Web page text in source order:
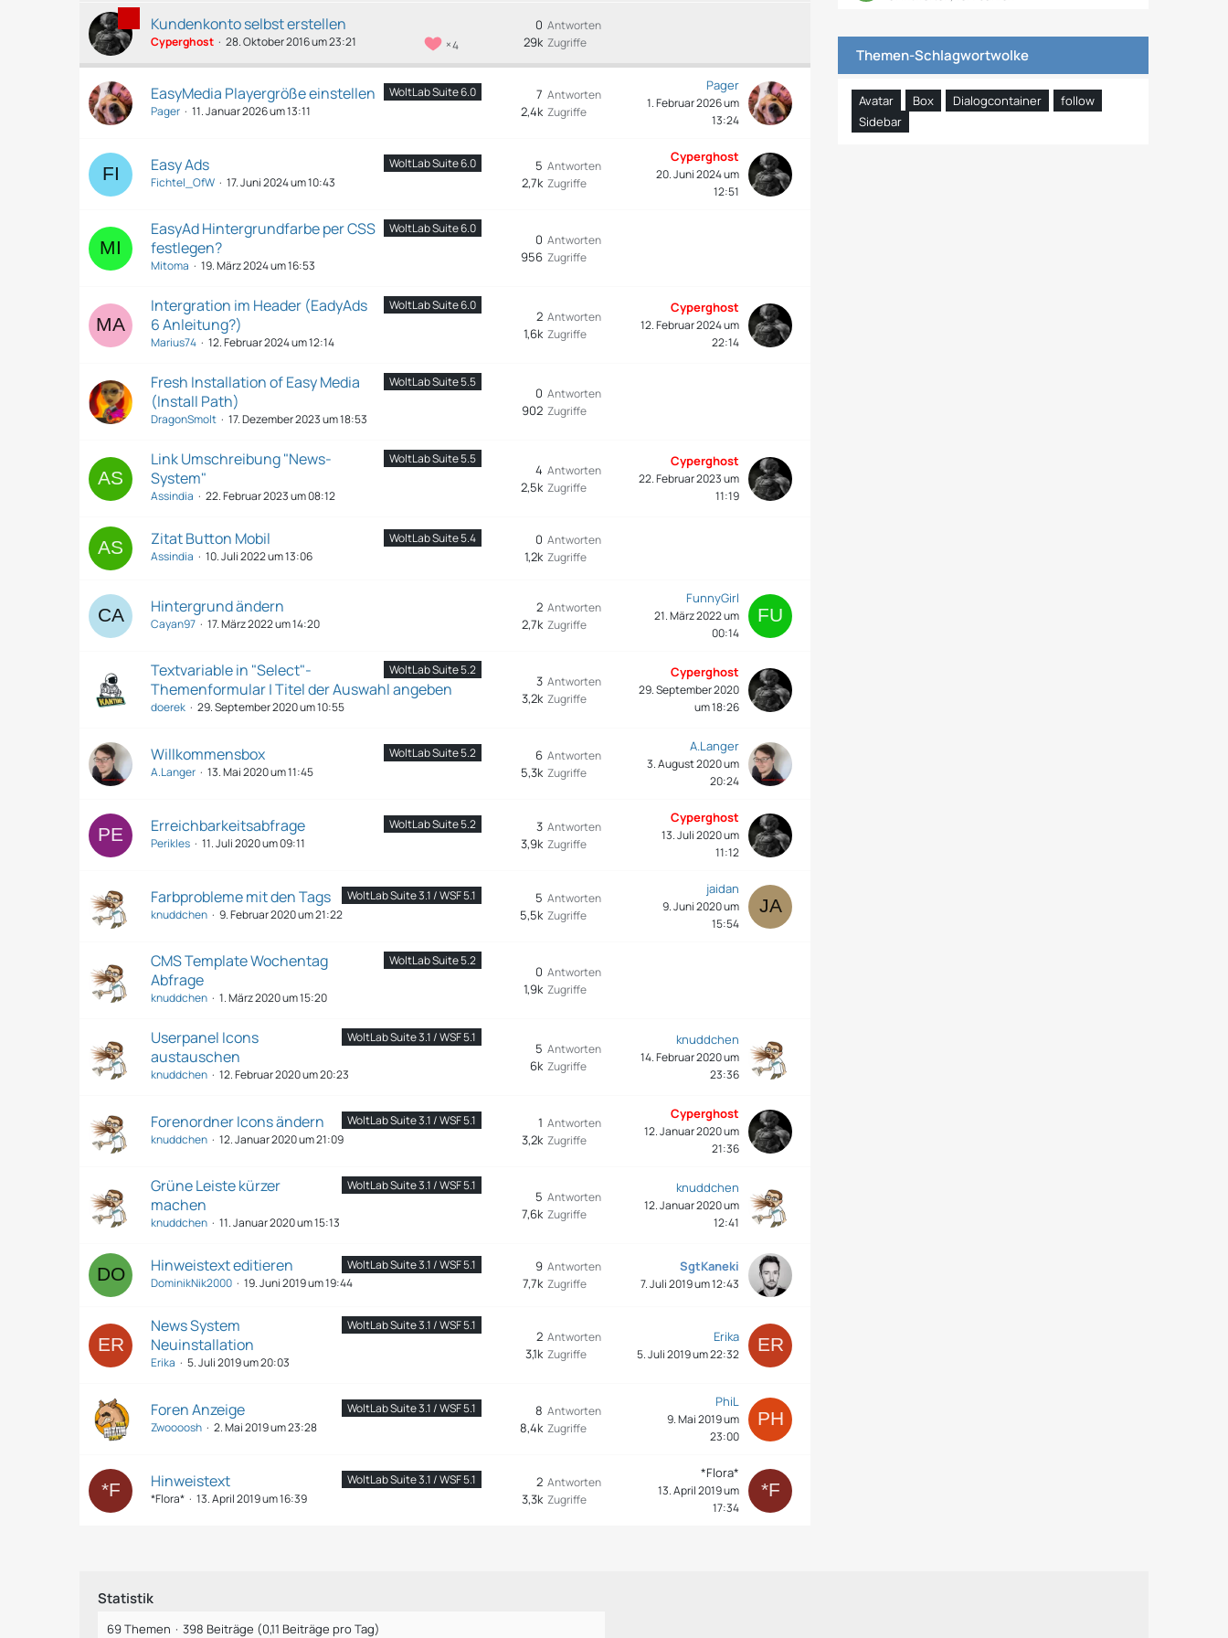
e
Kundenkonto selbst erstellen
4
Cyperghost 28. Oktober 2016 um 23:21
Antworten
0
Zugriffe
29k
WoltLab Suite 6.0
EasyMedia Playergröße einstellen
Pager 11. Januar 2026 um 13:11
Antworten
7
Zugriffe
2,4k
Pager
1. Februar 2026 um
13:24
WoltLab Suite 6.0
Easy Ads
Fichtel_OfW 17. Juni 2024 um 10:43
Antworten
5
Zugriffe
2,7k
Cyperghost
20. Juni 2024 um
12:51
WoltLab Suite 6.0
EasyAd Hintergrundfarbe per CSS
festlegen?
Mitoma 19. März 2024 um 16:53
Antworten
0
Zugriffe
956
WoltLab Suite 6.0
Intergration im Header (EadyAds
6 Anleitung?)
Marius74 12. Februar 2024 um 12:14
Antworten
2
Zugriffe
1,6k
Cyperghost
12. Februar 2024 um
22:14
WoltLab Suite 5.5
Fresh Installation of Easy Media
(Install Path)
DragonSmolt 17. Dezember 2023 um 18:53
Antworten
0
Zugriffe
902
WoltLab Suite 5.5
Link Umschreibung "News-
System"
Assindia 22. Februar 2023 um 08:12
Antworten
4
Zugriffe
2,5k
Cyperghost
22. Februar 2023 um
11:19
WoltLab Suite 5.4
Zitat Button Mobil
Assindia 10. Juli 2022 um 13:06
Antworten
0
Zugriffe
1,2k
Hintergrund ändern
Cayan97 17. März 2022 um 14:20
Antworten
2
Zugriffe
2,7k
FunnyGirl
21. März 2022 um
00:14
WoltLab Suite 5.2
Textvariable in "Select"-
Themenformular | Titel der Auswahl angeben
doerek 29. September 2020 um 10:55
Antworten
3
Zugriffe
3,2k
Cyperghost
29. September 2020
um 18:26
WoltLab Suite 5.2
Willkommensbox
A.Langer 13. Mai 2020 um 11:45
Antworten
6
Zugriffe
5,3k
A.Langer
3. August 2020 um
20:24
WoltLab Suite 5.2
Erreichbarkeitsabfrage
Perikles 11. Juli 2020 um 09:11
Antworten
3
Zugriffe
3,9k
Cyperghost
13. Juli 2020 um
11:12
WoltLab Suite 3.1 / WSF 5.1
Farbprobleme mit den Tags
knuddchen 9. Februar 2020 um 21:22
Antworten
5
Zugriffe
5,5k
jaidan
9. Juni 2020 um
15:54
WoltLab Suite 5.2
CMS Template Wochentag
Abfrage
knuddchen 1. März 2020 um 15:20
Antworten
0
Zugriffe
1,9k
WoltLab Suite 3.1 / WSF 5.1
Userpanel Icons
austauschen
knuddchen 12. Februar 2020 um 20:23
Antworten
5
Zugriffe
6k
knuddchen
14. Februar 2020 um
23:36
WoltLab Suite 3.1 / WSF 5.1
Forenordner Icons ändern
knuddchen 12. Januar 2020 um 21:09
Antworten
1
Zugriffe
3,2k
Cyperghost
12. Januar 2020 um
21:36
WoltLab Suite 3.1 / WSF 5.1
Grüne Leiste kürzer
machen
knuddchen 11. Januar 2020 um 15:13
Antworten
5
Zugriffe
7,6k
knuddchen
12. Januar 2020 um
12:41
WoltLab Suite 3.1 / WSF 5.1
Hinweistext editieren
DominikNik2000 19. Juni 2019 um 19:44
Antworten
9
Zugriffe
7,7k
SgtKaneki
7. Juli 2019 um 12:43
WoltLab Suite 3.1 / WSF 5.1
News System
Neuinstallation
Erika 5. Juli 2019 um 20:03
Antworten
2
Zugriffe
3,1k
Erika
5. Juli 2019 um 22:32
WoltLab Suite 3.1 / WSF 5.1
Foren Anzeige
Zwoooosh 2. Mai 2019 um 23:28
Antworten
8
Zugriffe
8,4k
PhiL
9. Mai 2019 um
23:00
WoltLab Suite 3.1 / WSF 5.1
Hinweistext
*Flora* 13. April 2019 um 16:39
Antworten
2
Zugriffe
3,3k
*Flora*
13. April 2019 um
17:34
Themen-Schlagwortwolke
Avatar Box Dialogcontainer
follow
Sidebar
Statistik
69 Themen 398 Beiträge (0,11 Beiträge pro Tag)